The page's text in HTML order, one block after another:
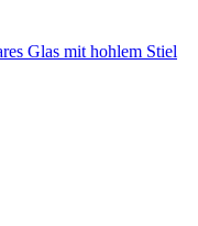
Glas mit hohlem Stiel